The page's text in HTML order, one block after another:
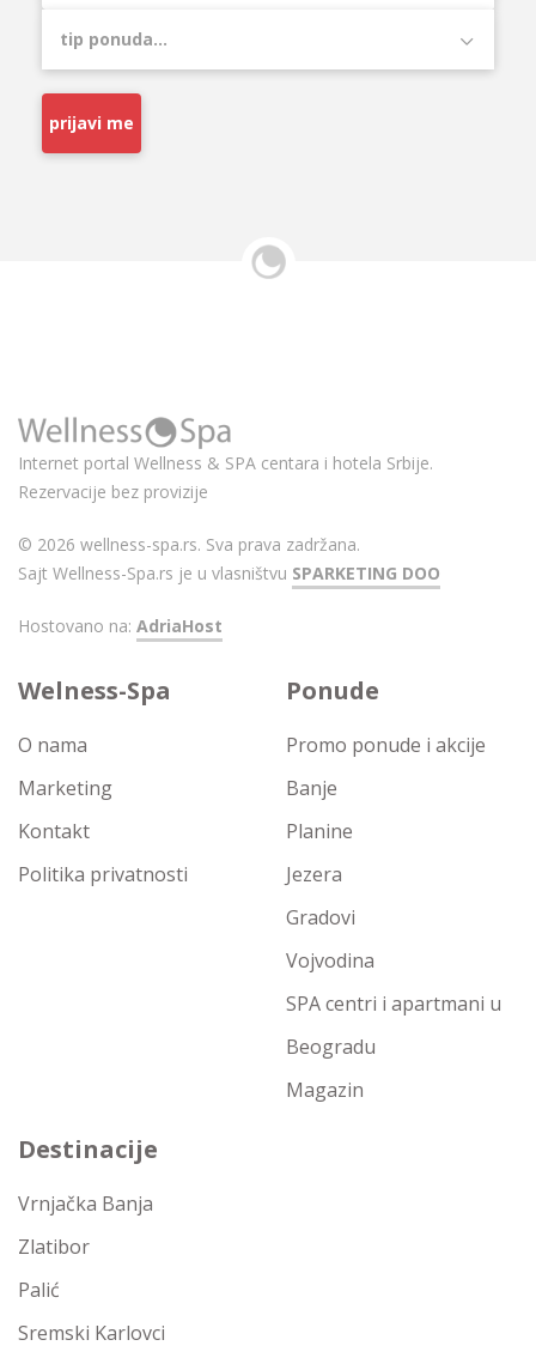
prijavi me
Internet portal Wellness & SPA centara i hotela Srbije.
Rezervacije bez provizije
© 2026 wellness-spa.rs. Sva prava zadržana.
Sajt Wellness-Spa.rs je u vlasništvu SPARKETING DOO
Hostovano na: AdriaHost
Welness-Spa
O nama
Marketing
Kontakt
Politika privatnosti
Ponude
Promo ponude i akcije
Banje
Planine
Jezera
Gradovi
Vojvodina
SPA centri i apartmani u
Beogradu
Magazin
Destinacije
Vrnjačka Banja
Zlatibor
Palić
Sremski Karlovci